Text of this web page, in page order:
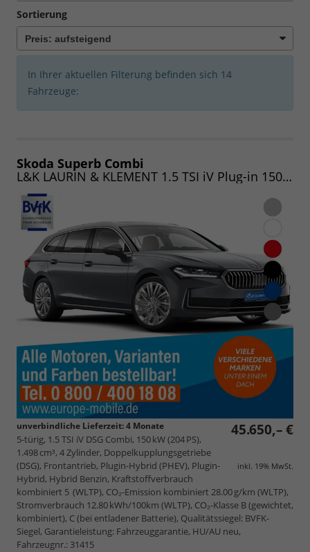
Sortierung
In Ihrer aktuellen Filterung befinden sich 14
Fahrzeuge:
Skoda Superb Combi
L&K LAURIN & KLEMENT 1.5 TSI iV Plug-in 150kW DSG
45.650,– €
inkl. 19% MwSt.
unverbindliche Lieferzeit:4 Monate
5-türig, 1.5 TSI iV DSG Combi, 150 kW (204 PS),
1.498 cm³, 4 Zylinder, Doppelkupplungsgetriebe
(DSG), Frontantrieb, Plugin-Hybrid (PHEV), Plugin-
Hybrid, Hybrid Benzin, Kraftstoffverbrauch
kombiniert 5 (WLTP), CO₂-Emission kombiniert 28.00 g/km (WLTP),
Stromverbrauch 12.80 kWh/100km (WLTP), CO₂-Klasse B (gewichtet,
kombiniert), C (bei entladener Batterie), Qualitätssiegel: BVFK-
Siegel, Garantieleistung: Fahrzeuggarantie, HU/AU neu,
Fahrzeugnr.: 31415